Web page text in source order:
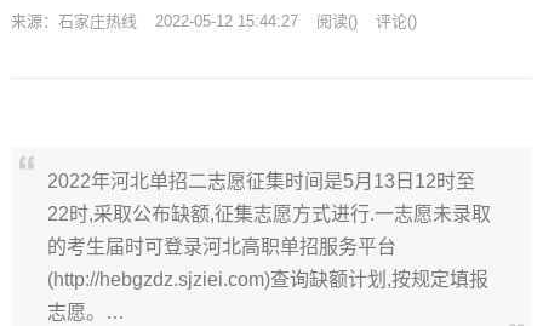
来源： 石家庄热线 2022-05-12 15:44:27 阅读() 评论()
2022年河北单招二志愿征集时间是5月13日12时至
22时,采取公布缺额,征集志愿方式进行.一志愿未录取
的考生届时可登录河北高职单招服务平台
(http://hebgzdz.sjziei.com)查询缺额计划,按规定填报
志愿。…